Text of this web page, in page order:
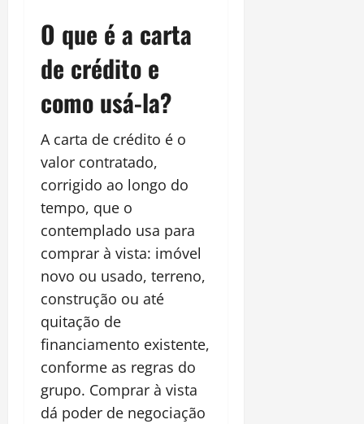
O que é a carta
de crédito e
como usá-la?
A carta de crédito é o
valor contratado,
corrigido ao longo do
tempo, que o
contemplado usa para
comprar à vista: imóvel
novo ou usado, terreno,
construção ou até
quitação de
financiamento existente,
conforme as regras do
grupo. Comprar à vista
dá poder de negociação